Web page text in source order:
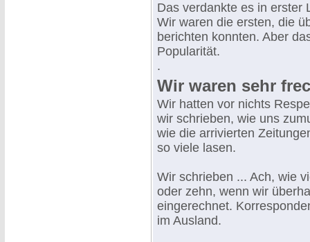
Das verdankte es in erster
Wir waren die ersten, die
berichten konnten. Aber
Popularität.
.
Wir waren sehr
Wir hatten vor nichts
wir schrieben, wie uns
wie die arrivierten
so viele lasen.
Wir schrieben ... Ach, wie
oder zehn, wenn wir
eingerechnet.
im Ausland.